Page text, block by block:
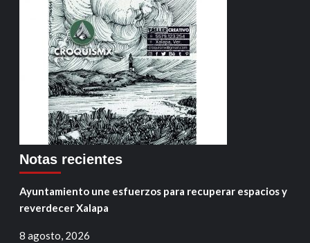
Notas recientes
Ayuntamiento une esfuerzos para recuperar espacios y
reverdecer Xalapa
8 agosto, 2026